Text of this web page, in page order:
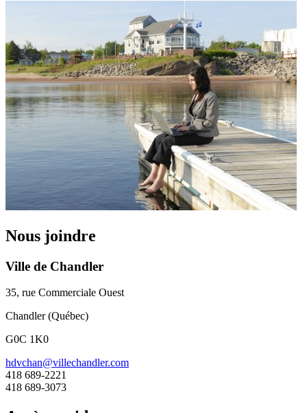
Nous joindre
Ville de Chandler
35, rue Commerciale Ouest
Chandler (Québec)
G0C 1K0
hdvchan@villechandler.com
418 689-2221
418 689-3073